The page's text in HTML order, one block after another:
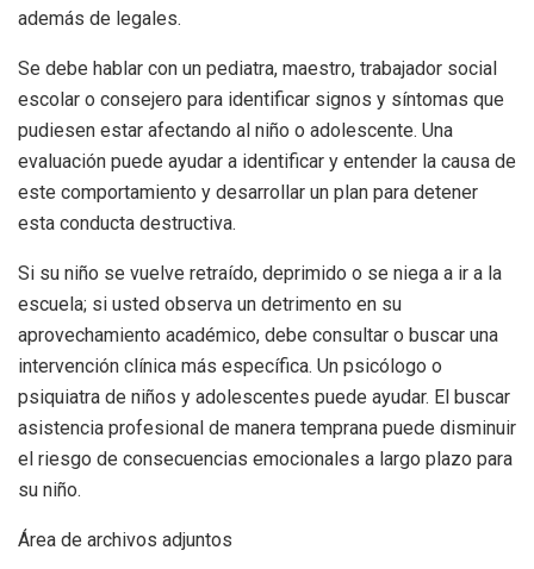
además de legales.
Se debe hablar con un pediatra, maestro, trabajador social
escolar o consejero para identificar signos y síntomas que
pudiesen estar afectando al niño o adolescente. Una
evaluación puede ayudar a identificar y entender la causa de
este comportamiento y desarrollar un plan para detener
esta conducta destructiva.
Si su niño se vuelve retraído, deprimido o se niega a ir a la
escuela; si usted observa un detrimento en su
aprovechamiento académico, debe consultar o buscar una
intervención clínica más específica. Un psicólogo o
psiquiatra de niños y adolescentes puede ayudar. El buscar
asistencia profesional de manera temprana puede disminuir
el riesgo de consecuencias emocionales a largo plazo para
su niño.
Área de archivos adjuntos